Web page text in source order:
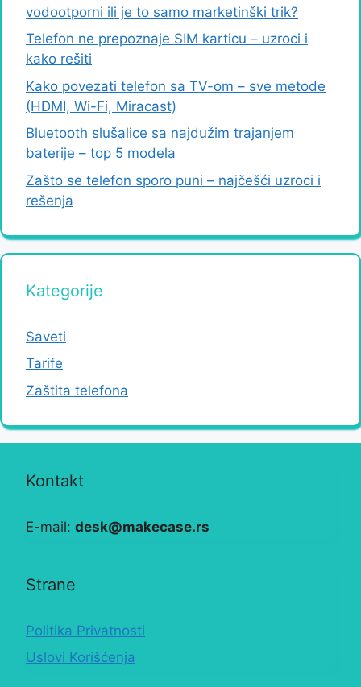
vodootporni ili je to samo marketinški trik?
Telefon ne prepoznaje SIM karticu – uzroci i
kako rešiti
Kako povezati telefon sa TV-om – sve metode
(HDMI, Wi-Fi, Miracast)
Bluetooth slušalice sa najdužim trajanjem
baterije – top 5 modela
Zašto se telefon sporo puni – najčešći uzroci i
rešenja
Kategorije
Saveti
Tarife
Zaštita telefona
Kontakt
E-mail: desk@makecase.rs
Strane
Politika Privatnosti
Uslovi Korišćenja